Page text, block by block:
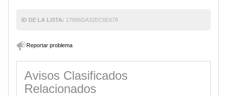
ID DE LA LISTA: 17866DA32EC6E678
Reportar problema
Avisos Clasificados
Relacionados